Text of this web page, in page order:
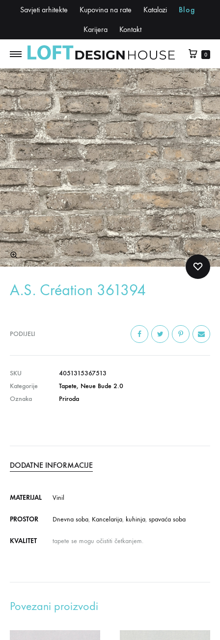
Savjeti arhitekte Kupovina na rate Katalozi Blog
Karijera Kontakt
0
A.S. Création 361394
PODIJELI
SKU
4051315367513
Kategorije
Tapete, Neue Bude 2.0
Oznaka
Priroda
DODATNE INFORMACIJE
MATERIJAL Vinil
PROSTOR Dnevna soba, Kancelarija, kuhinja, spavaća soba
KVALITET tapete se mogu očistiti četkanjem.
Povezani proizvodi